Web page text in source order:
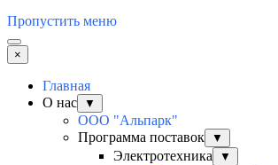
Пропустить меню
×
Главная
О нас
▼
ООО "Альпарк"
Программа поставок
▼
Электротехника ▼